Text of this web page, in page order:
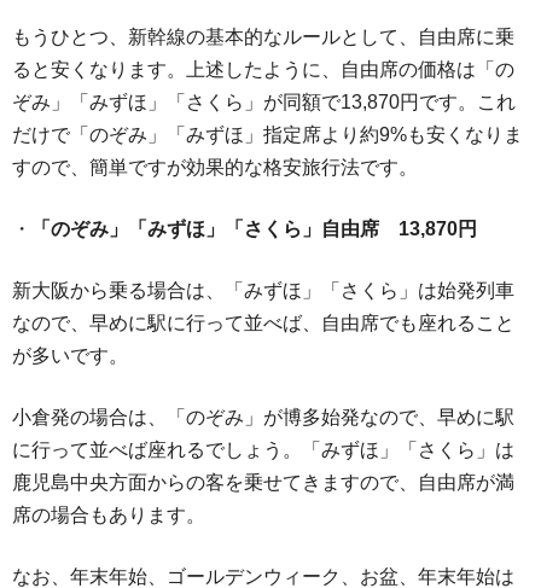
もうひとつ、新幹線の基本的なルールとして、自由席に乗
ると安くなります。上述したように、自由席の価格は「の
ぞみ」「みずほ」「さくら」が同額で13,870円です。これ
だけで「のぞみ」「みずほ」指定席より約9%も安くなりま
すので、簡単ですが効果的な格安旅行法です。
・ 「のぞみ」「みずほ」「さくら」自由席 13,870円
新大阪から乗る場合は、「みずほ」「さくら」は始発列車
なので、早めに駅に行って並べば、自由席でも座れること
が多いです。
小倉発の場合は、「のぞみ」が博多始発なので、早めに駅
に行って並べば座れるでしょう。「みずほ」「さくら」は
鹿児島中央方面からの客を乗せてきますので、自由席が満
席の場合もあります。
なお、年末年始、ゴールデンウィーク、お盆、年末年始は